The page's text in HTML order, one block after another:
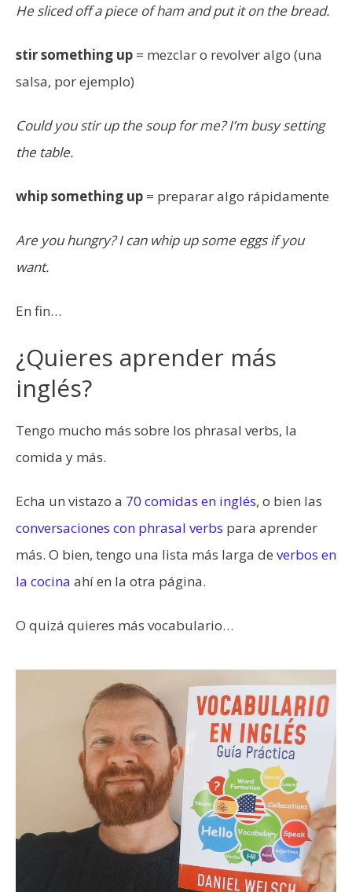
He sliced off a piece of ham and put it on the bread.
stir something up = mezclar o revolver algo (una
salsa, por ejemplo)
Could you stir up the soup for me? I’m busy setting
the table.
whip something up = preparar algo rápidamente
Are you hungry? I can whip up some eggs if you
want.
En fin…
¿Quieres aprender más
inglés?
Tengo mucho más sobre los phrasal verbs, la
comida y más.
Echa un vistazo a 70 comidas en inglés, o bien las
conversaciones con phrasal verbs para aprender
más. O bien, tengo una lista más larga de verbos en
la cocina ahí en la otra página.
O quizá quieres más vocabulario…